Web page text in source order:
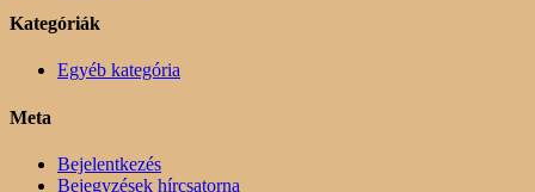
Kategóriák
Egyéb kategória
Meta
Bejelentkezés
Bejegyzések hírcsatorna